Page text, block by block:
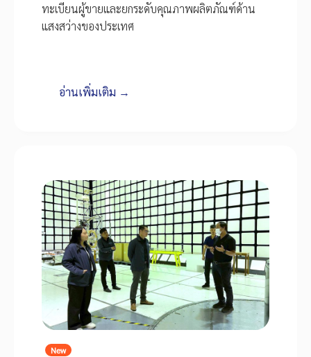
ทะเบียนผู้ขายและยกระดับคุณภาพผลิตภัณฑ์ด้าน
แสงสว่างของประเทศ
อ่านเพิ่มเติม →
New